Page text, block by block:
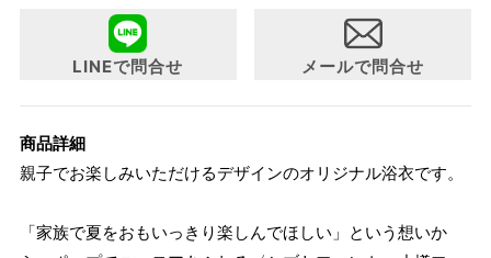
について詳細をお知りになりたい方はお問い合わせくださ
LINEで問合せ メールで問合せ
商品詳細
親子でお楽しみいただけるデザインのオリジナル浴衣です。
「家族で夏をおもいっきり楽しんでほしい」という想いか